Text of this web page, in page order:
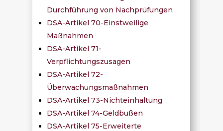
Durchführung von Nachprüfungen
DSA-Artikel 70-Einstweilige
Maßnahmen
DSA-Artikel 71-
Verpflichtungszusagen
DSA-Artikel 72-
Überwachungsmaßnahmen
DSA-Artikel 73-Nichteinhaltung
DSA-Artikel 74-Geldbußen
DSA-Artikel 75-Erweiterte